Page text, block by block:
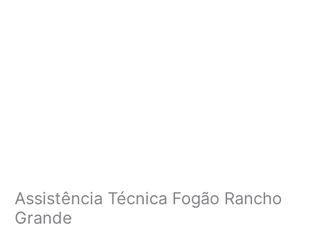
Assistência Técnica Fogão Rancho
Grande